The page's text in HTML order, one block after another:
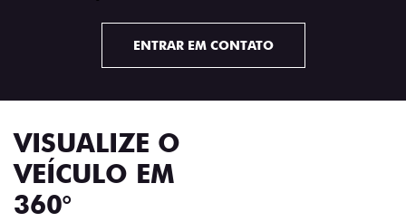
ENTRAR EM CONTATO
VISUALIZE O
VEÍCULO EM
360°